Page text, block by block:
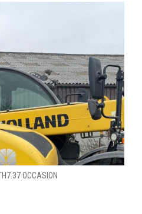
OCCASION